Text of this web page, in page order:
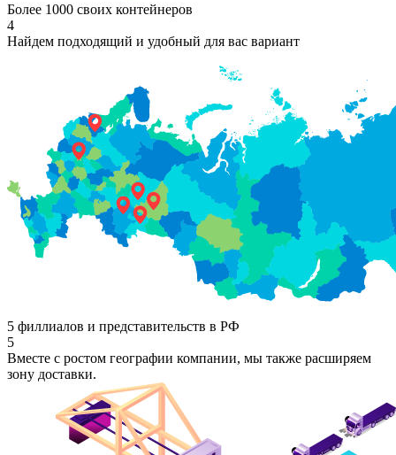
Более 1000 своих контейнеров
4
Найдем подходящий и удобный для вас вариант
5 филлиалов и представительств в РФ
5
Вместе с ростом географии компании, мы также расширяем
зону доставки.